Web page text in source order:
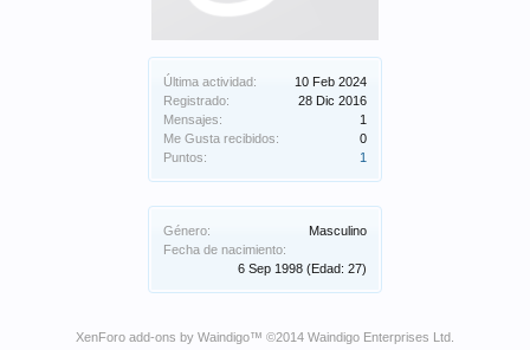
Última actividad:
10 Feb 2024
Registrado:
28 Dic 2016
Mensajes:
1
Me Gusta recibidos:
0
Puntos:
1
Género:
Masculino
Fecha de nacimiento:
6 Sep 1998 (Edad: 27)
XenForo add-ons by Waindigo™ ©2014 Waindigo Enterprises Ltd